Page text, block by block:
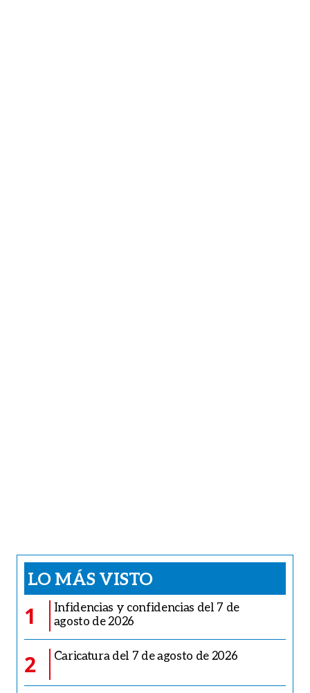
LO MÁS VISTO
1
Infidencias y confidencias del 7 de
agosto de 2026
2 Caricatura del 7 de agosto de 2026